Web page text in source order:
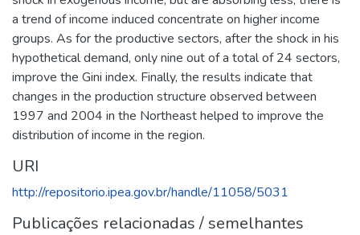
a trend of income induced concentrate on higher income
groups. As for the productive sectors, after the shock in his
hypothetical demand, only nine out of a total of 24 sectors,
improve the Gini index. Finally, the results indicate that
changes in the production structure observed between
1997 and 2004 in the Northeast helped to improve the
distribution of income in the region.
URI
http://repositorio.ipea.gov.br/handle/11058/5031
Publicações relacionadas / semelhantes